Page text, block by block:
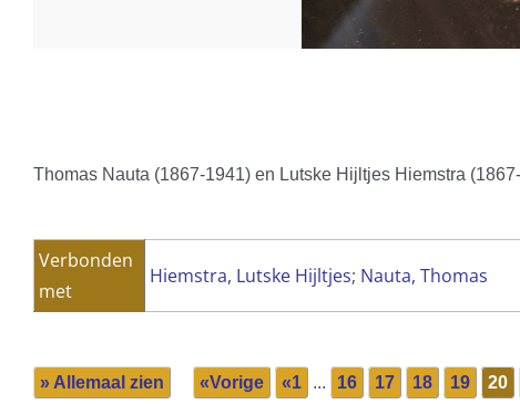
Thomas Nauta (1867-1941) en Lutske Hijltjes Hiemstra
Verbonden
met
Hiemstra, Lutske Hijltjes; Nauta, Thomas
» Allemaal zien «Vorige «1 ... 16 17 18 19 20